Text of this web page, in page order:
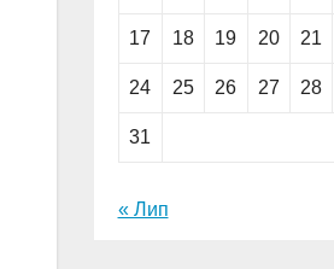
17 18 19 20 21
24 25 26 27 28
31
« Лип